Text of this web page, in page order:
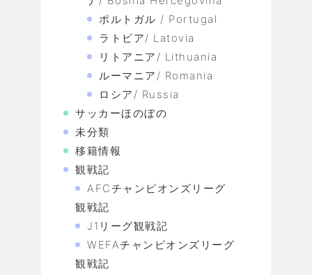
ポルトガル / Portugal
ラトビア/ Latovia
リトアニア/ Lithuania
ルーマニア/ Romania
ロシア/ Russia
サッカーほのぼの
未分類
移籍情報
観戦記
AFCチャンピオンズリーグ
観戦記
J1リーグ観戦記
WEFAチャンピオンズリーグ
観戦記